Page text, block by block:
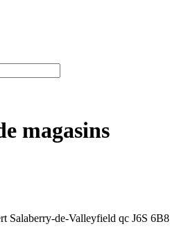
magasins
Salaberry-de-Valleyfield qc J6S 6B8